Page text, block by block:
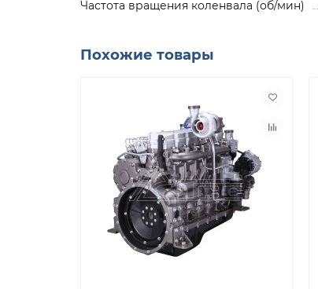
Частота вращения коленвала (об/мин)
Похожие товары